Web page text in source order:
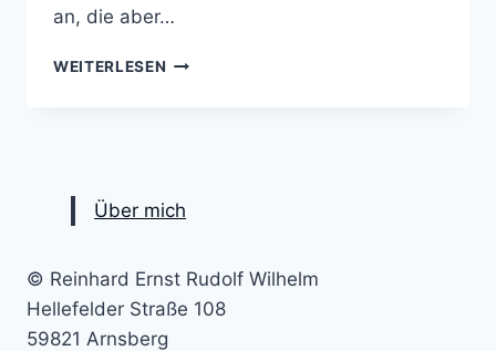
an, die aber…
WEITERLESEN VORAUSSICHTLICHE
BIS
HEUTE,
DIE
KONSTANT
BEI
Über mich
© Reinhard Ernst Rudolf Wilhelm
Hellefelder Straße 108
59821 Arnsberg